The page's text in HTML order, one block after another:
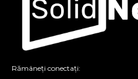
Rămâneți conectați: